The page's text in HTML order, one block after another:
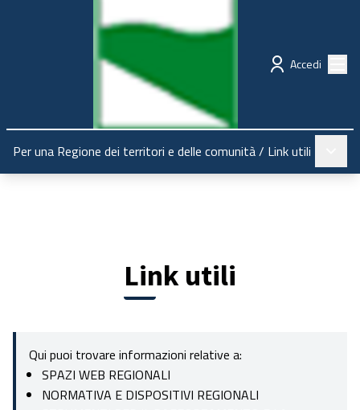
Regione Emilia-Romagna Partecipazione
Accedi
Per una Regione dei territori e delle comunità/ Link utili
Link utili
Qui puoi trovare informazioni relative a:
SPAZI WEB REGIONALI
NORMATIVA E DISPOSITIVI REGIONALI